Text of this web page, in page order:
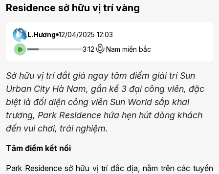
Residence sở hữu vị trí vàng
L.Hương 12/04/2025 12:03
3:12
Nam miền bắc
Sở hữu vị trí đắt giá ngay tâm điểm giải trí Sun
Urban City Hà Nam, gần kề 3 đại công viên, đặc
biệt là đối diện công viên Sun World sắp khai
trương, Park Residence hứa hẹn hút dòng khách
đến vui chơi, trải nghiệm.
Tâm điểm kết nối
Park Residence sở hữu vị trí đắc địa, nằm trên các tuyến